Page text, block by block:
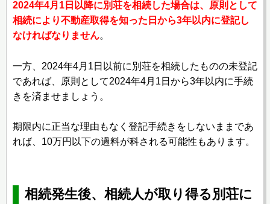
2024年4月1日以降に別荘を相続した場合は、原則として
相続により不動産取得を知った日から3年以内に登記し
なければなりません。
一方、2024年4月1日以前に別荘を相続したものの未登記
であれば、原則として2024年4月1日から3年以内に手続
きを済ませましょう。
期限内に正当な理由もなく登記手続きをしないままであ
れば、10万円以下の過料が科される可能性もあります。
相続発生後、相続人が取り得る別荘に